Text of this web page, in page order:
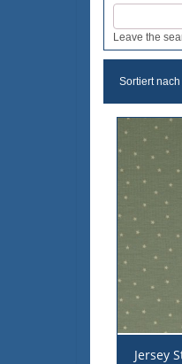
Leave the
Sortiert nach
Jersey